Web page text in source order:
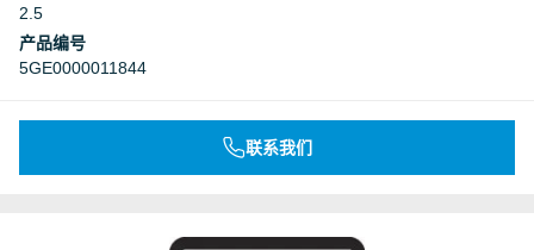
2.5
产品编号
5GE0000011844
联系我们